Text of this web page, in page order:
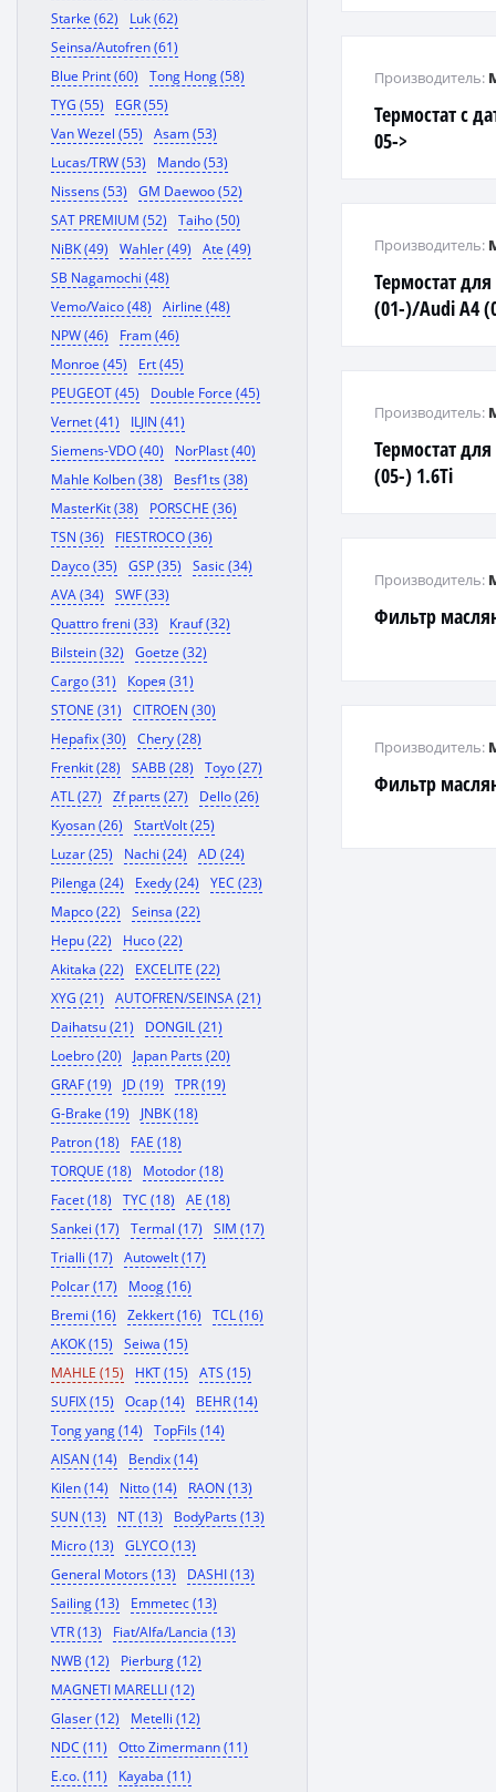
Starke (62)
Luk (62)
Seinsa/Autofren (61)
Blue Print (60)
Tong Hong (58)
TYG (55)
EGR (55)
Van Wezel (55)
Asam (53)
Lucas/TRW (53)
Mando (53)
Nissens (53)
GM Daewoo (52)
SAT PREMIUM (52)
Taiho (50)
NiBK (49)
Wahler (49)
Ate (49)
SB Nagamochi (48)
Vemo/Vaico (48)
Airline (48)
NPW (46)
Fram (46)
Monroe (45)
Ert (45)
PEUGEOT (45)
Double Force (45)
Vernet (41)
ILJIN (41)
Siemens-VDO (40)
NorPlast (40)
Mahle Kolben (38)
Besf1ts (38)
MasterKit (38)
PORSCHE (36)
TSN (36)
FIESTROCO (36)
Dayco (35)
GSP (35)
Sasic (34)
AVA (34)
SWF (33)
Quattro freni (33)
Krauf (32)
Bilstein (32)
Goetze (32)
Cargo (31)
Корея (31)
STONE (31)
CITROEN (30)
Hepafix (30)
Chery (28)
Frenkit (28)
SABB (28)
Toyo (27)
ATL (27)
Zf parts (27)
Dello (26)
Kyosan (26)
StartVolt (25)
Luzar (25)
Nachi (24)
AD (24)
Pilenga (24)
Exedy (24)
YEC (23)
Mapco (22)
Seinsa (22)
Hepu (22)
Huco (22)
Akitaka (22)
EXCELITE (22)
XYG (21)
AUTOFREN/SEINSA (21)
Daihatsu (21)
DONGIL (21)
Loebro (20)
Japan Parts (20)
GRAF (19)
JD (19)
TPR (19)
G-Brake (19)
JNBK (18)
Patron (18)
FAE (18)
TORQUE (18)
Motodor (18)
Facet (18)
TYC (18)
AE (18)
Sankei (17)
Termal (17)
SIM (17)
Trialli (17)
Autowelt (17)
Polcar (17)
Moog (16)
Bremi (16)
Zekkert (16)
TCL (16)
AKOK (15)
Seiwa (15)
MAHLE (15)
HKT (15)
ATS (15)
SUFIX (15)
Ocap (14)
BEHR (14)
Tong yang (14)
TopFils (14)
AISAN (14)
Bendix (14)
Kilen (14)
Nitto (14)
RAON (13)
SUN (13)
NT (13)
BodyParts (13)
Micro (13)
GLYCO (13)
General Motors (13)
DASHI (13)
Sailing (13)
Emmetec (13)
VTR (13)
Fiat/Alfa/Lancia (13)
NWB (12)
Pierburg (12)
MAGNETI MARELLI (12)
Glaser (12)
Metelli (12)
NDC (11)
Otto Zimermann (11)
E.co. (11)
Kayaba (11)
Термостат с
05->
Производитель:
Термостат
(01-)/Audi A4
Производитель:
Термостат
(05-) 1.6Ti
Производитель:
Фильтр
Производитель:
Фильтр
Производитель: